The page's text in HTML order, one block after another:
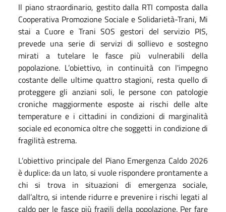
Il piano straordinario, gestito dalla RTI composta dalla
Cooperativa Promozione Sociale e Solidarietà-Trani, Mi
stai a Cuore e Trani SOS gestori del servizio PIS,
prevede una serie di servizi di sollievo e sostegno
mirati a tutelare le fasce più vulnerabili della
popolazione. L’obiettivo, in continuità con l'impegno
costante delle ultime quattro stagioni, resta quello di
proteggere gli anziani soli, le persone con patologie
croniche maggiormente esposte ai rischi delle alte
temperature e i cittadini in condizioni di marginalità
sociale ed economica oltre che soggetti in condizione di
fragilità estrema.
L’obiettivo principale del Piano Emergenza Caldo 2026
è duplice: da un lato, si vuole rispondere prontamente a
chi si trova in situazioni di emergenza sociale,
dall’altro, si intende ridurre e prevenire i rischi legati al
caldo per le fasce più fragili della popolazione. Per fare